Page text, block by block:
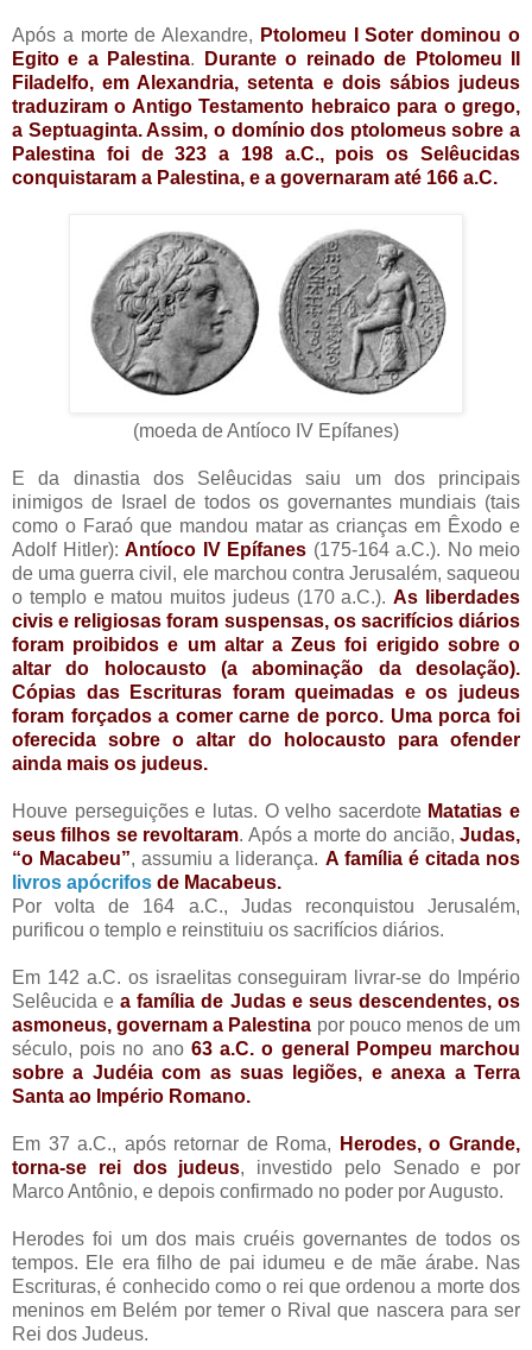
Após a morte de Alexandre, Ptolomeu I Soter dominou o
Egito e a Palestina.
Durante o reinado de Ptolomeu II
Filadelfo, em Alexandria, setenta e dois sábios judeus
traduziram o Antigo Testamento hebraico para o grego,
a Septuaginta. Assim, o domínio dos ptolomeus sobre a
Palestina foi de 323 a 198 a.C., pois os Selêucidas
conquistaram a Palestina, e a governaram até 166 a.C.
(moeda de Antíoco IV Epífanes)
E da dinastia dos Selêucidas saiu um dos principais
inimigos de Israel de todos os governantes mundiais (tais
como o Faraó que mandou matar as crianças em Êxodo e
Adolf Hitler): Antíoco IV Epífanes (175-164 a.C.). No meio
de uma guerra civil, ele marchou contra Jerusalém, saqueou
o templo e matou muitos judeus (170 a.C.).As liberdades
civis e religiosas foram suspensas, os sacrifícios diários
foram proibidos e um altar a Zeus foi erigido sobre o
altar do holocausto (a abominação da desolação).
Cópias das Escrituras foram queimadas e os judeus
foram forçados a comer carne de porco. Uma porca foi
oferecida sobre o altar do holocausto para ofender
ainda mais os judeus.
Houve perseguições e lutas. O velho sacerdote Matatias e
seus filhos se revoltaram. Após a morte do ancião,Judas,
“o Macabeu”, assumiu a liderança. A família é citada nos
livros apócrifos de Macabeus.
Por volta de 164 a.C., Judas reconquistou Jerusalém,
purificou o templo e reinstituiu os sacrifícios diários.
Em 142 a.C. os israelitas conseguiram livrar-se do Império
Selêucida ea família de Judas e seus descendentes, os
asmoneus, governam a Palestina por pouco menos de um
século, pois no ano 63 a.C. o general Pompeu marchou
sobre a Judéia com as suas legiões, e anexa a Terra
Santa ao Império Romano.
Em 37 a.C., após retornar de Roma,
Herodes, o Grande,
torna-se rei dos judeus, investido pelo Senado e por
Marco Antônio, e depois confirmado no poder por Augusto.
Herodes foi um dos mais cruéis governantes de todos os
tempos. Ele era filho de pai idumeu e de mãe árabe. Nas
Escrituras, é conhecido como o rei que ordenou a morte dos
meninos em Belém por temer o Rival que nascera para ser
Rei dos Judeus.